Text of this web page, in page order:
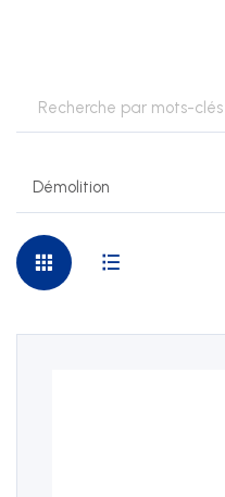
Développement
Juridique
Sécurité au travail et
Démolition